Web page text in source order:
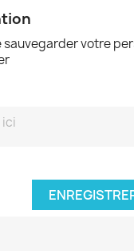
sauvegarder votre